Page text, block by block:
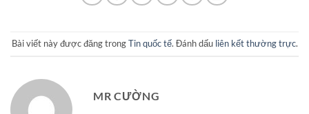
Bài viết này được đăng trongTin quốc tế. Đánh dấu liên kết thường trực.
MR CƯỜNG